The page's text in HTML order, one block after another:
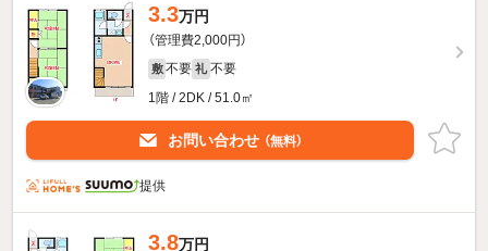
3.3万円
（管理費2,000円）
敷 不要 礼 不要
1階 / 2DK / 51.0㎡
お問い合わせ （無料）
提供
3.8万円